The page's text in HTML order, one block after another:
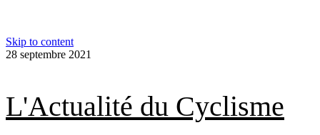
Skip to content
28 septembre 2021
L'Actualité du Cyclisme